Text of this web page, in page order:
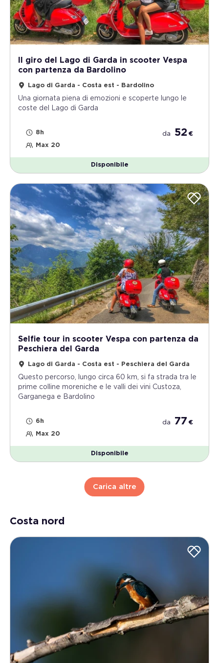
Il giro del Lago di Garda in scooter Vespa
con partenza da Bardolino
Lago di Garda - Costa est - Bardolino
Una giornata piena di emozioni e scoperte lungo le
coste del Lago di Garda
8h
Max 20
da 52 €
Disponibile
Selfie tour in scooter Vespa con partenza da
Peschiera del Garda
Lago di Garda - Costa est - Peschiera del Garda
Questo percorso, lungo circa 60 km, si fa strada tra le
prime colline moreniche e le valli dei vini Custoza,
Garganega e Bardolino
6h
Max 20
da 77 €
Disponibile
Carica altre
Costa nord